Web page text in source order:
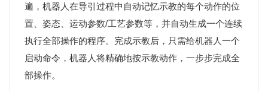
遍，机器人在导引过程中自动记忆示教的每个动作的位
置、姿态、运动参数/工艺参数等，并自动生成一个连续
执行全部操作的程序。完成示教后，只需给机器人一个
启动命令，机器人将精确地按示教动作，一步步完成全
部操作。